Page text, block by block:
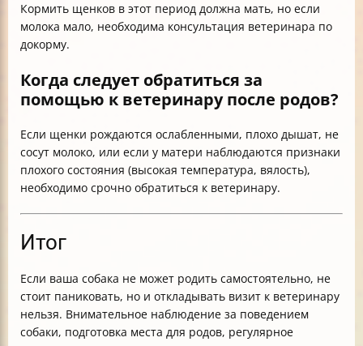
Кормить щенков в этот период должна мать, но если
молока мало, необходима консультация ветеринара по
докорму.
Когда следует обратиться за
помощью к ветеринару после родов?
Если щенки рождаются ослабленными, плохо дышат, не
сосут молоко, или если у матери наблюдаются признаки
плохого состояния (высокая температура, вялость),
необходимо срочно обратиться к ветеринару.
Итог
Если ваша собака не может родить самостоятельно, не
стоит паниковать, но и откладывать визит к ветеринару
нельзя. Внимательное наблюдение за поведением
собаки, подготовка места для родов, регулярное